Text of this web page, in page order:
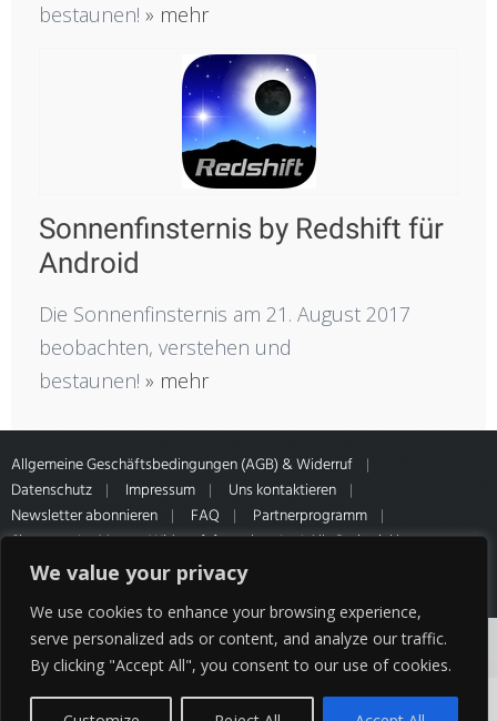
We value your privacy
We use cookies to enhance your browsing experience,
serve personalized ads or content, and analyze our traffic.
By clicking "Accept All", you consent to our use of cookies.
bestaunen! » mehr
Sonnenfinsternis by Redshift für
Android
Die Sonnenfinsternis am 21. August 2017
beobachten, verstehen und
bestaunen! » mehr
Allgemeine Geschäftsbedingungen (AGB) & Widerruf
Datenschutz
Impressum
Uns kontaktieren
Newsletter abonnieren
FAQ
Partnerprogramm
Sitemap
Muster-Widerrufsformular
* Alle Preise inkl.
gesetzl. MwSt. Zahlung- & Versandinformationen unseres Partners
Cookies erleichtern die Bereitstellung unserer
Dienste. Mit der Nutzung unserer Dienste
erklären Sie sich damit einverstanden, dass wir